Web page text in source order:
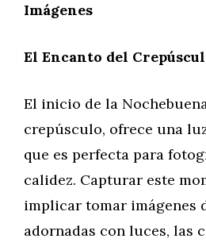
Imágenes
El Encanto del
El inicio de la
crepúsculo, ofrece una
que es perfecta para
calidez. Capturar este
implicar tomar imágenes
adornadas con luces, las